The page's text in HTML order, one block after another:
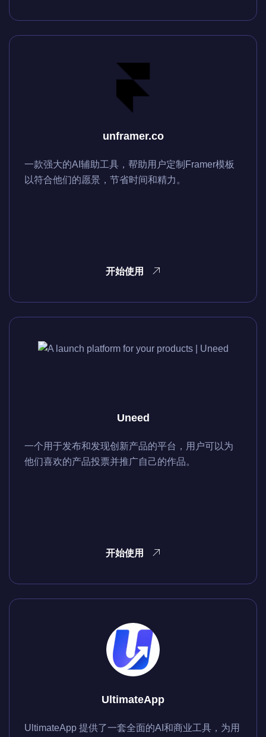
unframer.co
一款强大的AI辅助工具，帮助用户定制Framer模板
以符合他们的愿景，节省时间和精力。
开始使用
Uneed
一个用于发布和发现创新产品的平台，用户可以为
他们喜欢的产品投票并推广自己的作品。
开始使用
UltimateApp
UltimateApp 提供了一套全面的AI和商业工具，为用